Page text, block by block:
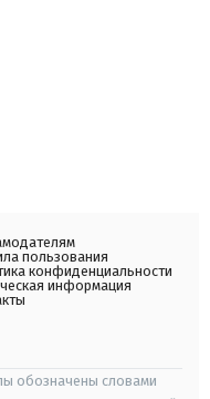
пользования
конфиденциальности
информация
обозначены словами